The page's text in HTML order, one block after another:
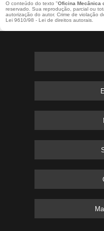
O conteúdo do texto "Oficina Mecânica
reservado. Sua reprodução, parcial ou
autorização do autor. Crime de violação
Lei 9610/98 - Lei de direitos autorais.